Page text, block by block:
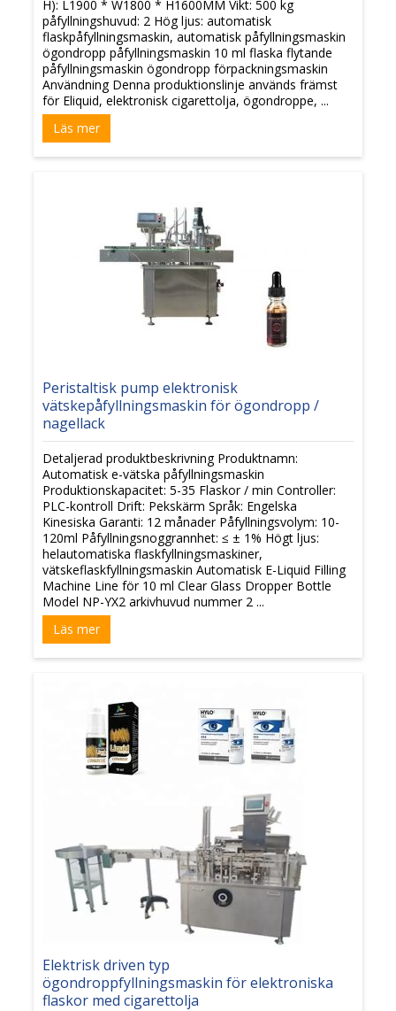
H): L1900 * W1800 * H1600MM Vikt: 500 kg
påfyllningshuvud: 2 Hög ljus: automatisk
flaskpåfyllningsmaskin, automatisk påfyllningsmaskin
ögondropp påfyllningsmaskin 10 ml flaska flytande
påfyllningsmaskin ögondropp förpackningsmaskin
Användning Denna produktionslinje används främst
för Eliquid, elektronisk cigarettolja, ögondroppe, ...
Läs mer
Peristaltisk pump elektronisk
vätskepåfyllningsmaskin för ögondropp /
nagellack
Detaljerad produktbeskrivning Produktnamn:
Automatisk e-vätska påfyllningsmaskin
Produktionskapacitet: 5-35 Flaskor / min Controller:
PLC-kontroll Drift: Pekskärm Språk: Engelska
Kinesiska Garanti: 12 månader Påfyllningsvolym: 10-
120ml Påfyllningsnoggrannhet: ≤ ± 1% Högt ljus:
helautomatiska flaskfyllningsmaskiner,
vätskeflaskfyllningsmaskin Automatisk E-Liquid Filling
Machine Line för 10 ml Clear Glass Dropper Bottle
Model NP-YX2 arkivhuvud nummer 2 ...
Läs mer
Elektrisk driven typ
ögondroppfyllningsmaskin för elektroniska
flaskor med cigarettolja